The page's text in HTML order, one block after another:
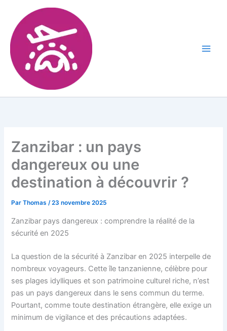
Zanzibar : un pays
dangereux ou une
destination à découvrir ?
ParThomas/23 novembre 2025
Zanzibar pays dangereux : comprendre la réalité de la
sécurité en 2025
La question de la sécurité à Zanzibar en 2025 interpelle de
nombreux voyageurs. Cette île tanzanienne, célèbre pour
ses plages idylliques et son patrimoine culturel riche, n’est
pas un pays dangereux dans le sens commun du terme.
Pourtant, comme toute destination étrangère, elle exige un
minimum de vigilance et des précautions adaptées.